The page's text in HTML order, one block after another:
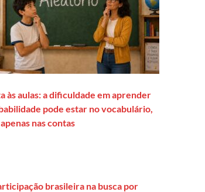
às aulas: a dificuldade em aprender
pode estar no vocabulário,
nas contas
brasileira na busca por